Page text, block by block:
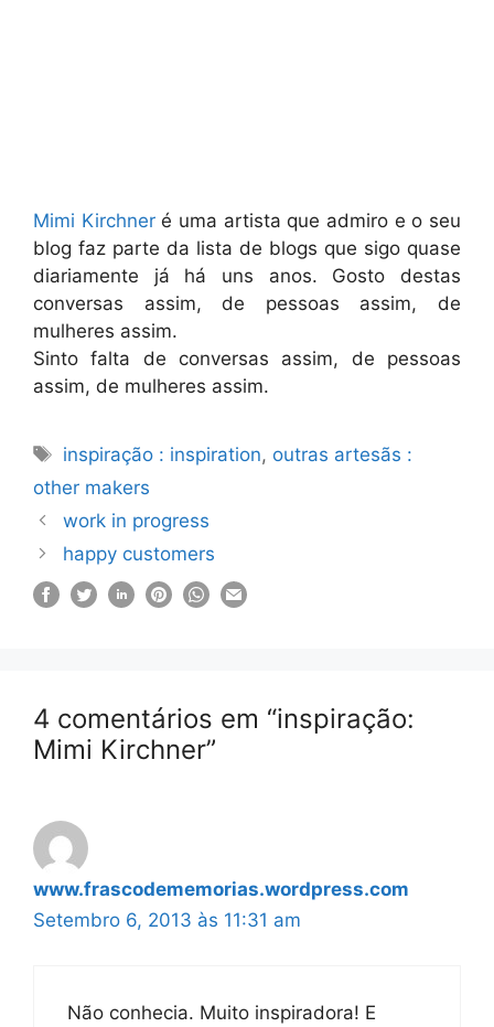
Mimi Kirchneré uma artista que admiro e o seu
blog faz parte da lista de blogs que sigo quase
diariamente já há uns anos. Gosto destas
conversas assim, de pessoas assim, de
mulheres assim.
Sinto falta de conversas assim, de pessoas
assim, de mulheres assim.
Etiquetas
inspiração : inspiration, outras artesãs :
other makers
work in progress
happy customers
4 comentários em “inspiração:
Mimi Kirchner”
www.frascodememorias.wordpress.com
Setembro 6, 2013 às 11:31 am
Não conhecia. Muito inspiradora! E